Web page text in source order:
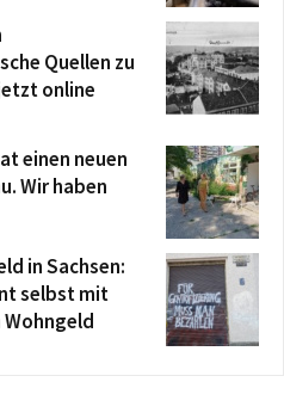
Quellen zu
online
einen neuen
Wir haben
in Sachsen:
selbst mit